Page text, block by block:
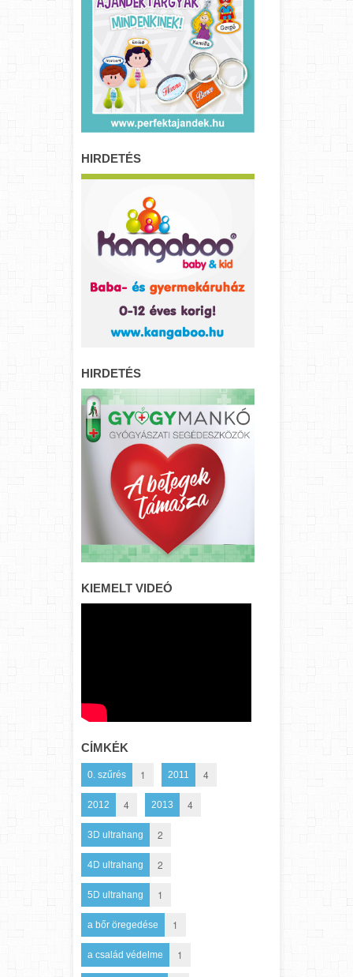
HIRDETÉS
HIRDETÉS
KIEMELT VIDEÓ
CÍMKÉK
0. szűrés 1 2011 4
2012 4 2013 4
3D ultrahang 2
4D ultrahang 2
5D ultrahang 1
a bőr öregedése 1
a család védelme 1